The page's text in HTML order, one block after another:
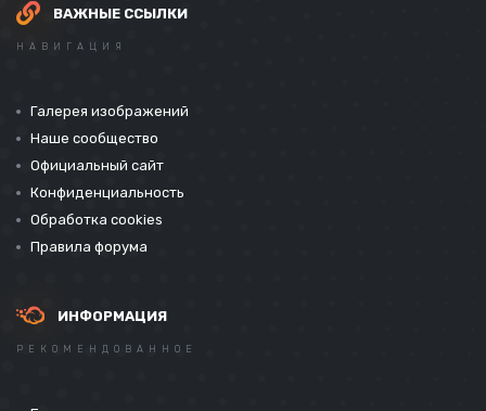
ВАЖНЫЕ ССЫЛКИ
НАВИГАЦИЯ
Галерея изображений
Наше сообщество
Официальный сайт
Конфиденциальность
Обработка cookies
Правила форума
ИНФОРМАЦИЯ
РЕКОМЕНДОВАННОЕ